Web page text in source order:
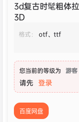
3d复古时髦粗体
3D
格式： otf、ttf
您当前的等级为 游客
请先 登录
百度网盘